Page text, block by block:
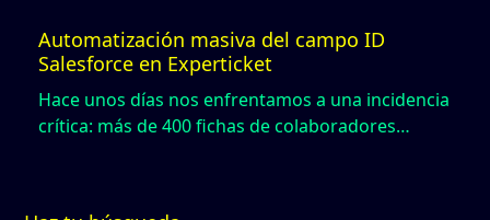
Automatización masiva del campo ID
Salesforce en Experticket
Hace unos días nos enfrentamos a una incidencia
crítica: más de 400 fichas de colaboradores…